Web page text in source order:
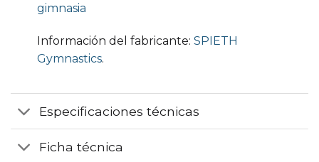
gimnasia
Información del fabricante: SPIETH
Gymnastics.
Especificaciones técnicas
Ficha técnica